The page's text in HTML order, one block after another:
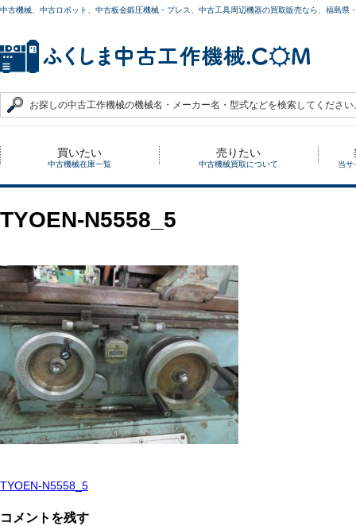
中古機械、中古ロボット、中古板金鍛圧機械・プレス、中古工具周辺機器の買取販売なら、福島
買いたい
中古機械在庫一覧
売りたい
中古機械買取について 当サ
TYOEN-N5558_5
投
稿
TYOEN-N5558_5
コメントを残す